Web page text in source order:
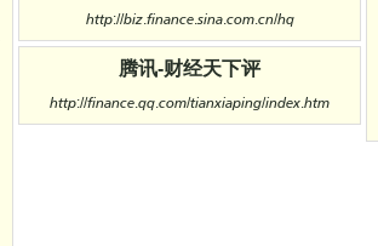
http://biz.finance.sina.com.cn/hq
腾讯-财经天下评
http://finance.qq.com/tianxiaping/index.htm